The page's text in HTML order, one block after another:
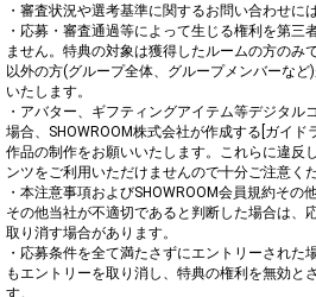
・審査状況や選考基準に関するお問い合わせに
・応募・審査通過等によって生じる権利を第三
ません。特典の対象は獲得したルームの方のみ
以外の方(グループ全体、グループメンバーな
いたします。
・アバター、ギフティングアイテム等デジタル
場合、SHOWROOM株式会社が作成する[ガイド
作品の制作をお願いいたします。これらに違反
ンツをご利用いただけませんので十分ご注意くだ
・本注意事項およびSHOWROOM会員規約その
その他当社が不適切であると判断した場合は、
取り消す場合があります。
・応募条件を全て満たさずにエントリーされた
もエントリーを取り消し、特典の権利を無効と
す。